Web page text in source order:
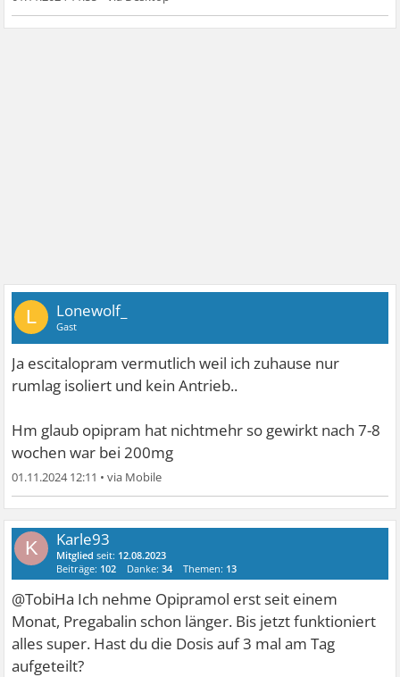
L Lonewolf_
Gast
Ja escitalopram vermutlich weil ich zuhause nur
rumlag isoliert und kein Antrieb..
Hm glaub opipram hat nichtmehr so gewirkt nach 7-8
wochen war bei 200mg
01.11.2024 12:11 •
K Karle93
Mitglied seit: 12.08.2023
Beiträge: 102 Danke:34 Themen: 13
@TobiHa Ich nehme Opipramol erst seit einem
Monat, Pregabalin schon länger. Bis jetzt funktioniert
alles super. Hast du die Dosis auf 3 mal am Tag
aufgeteilt?